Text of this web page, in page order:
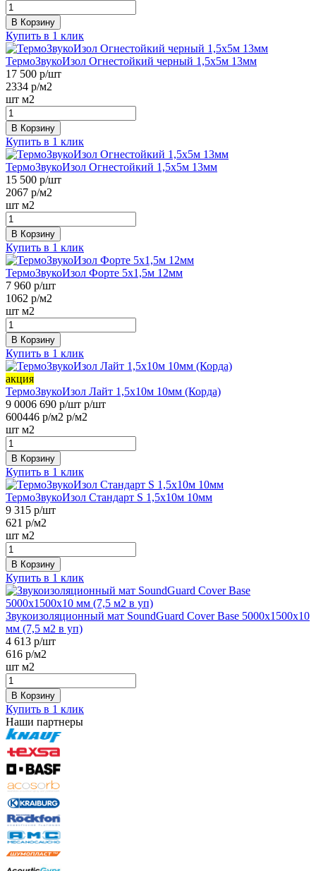
В Корзину
Купить в 1 клик
ТермоЗвукоИзол Огнестойкий черный 1,5х5м 13мм
17 500 р/шт
2334 р/м2
шт м2
В Корзину
Купить в 1 клик
ТермоЗвукоИзол Огнестойкий 1,5х5м 13мм
15 500 р/шт
2067 р/м2
шт м2
В Корзину
Купить в 1 клик
ТермоЗвукоИзол Форте 5х1,5м 12мм
7 960 р/шт
1062 р/м2
шт м2
В Корзину
Купить в 1 клик
акция
ТермоЗвукоИзол Лайт 1,5х10м 10мм (Корда)
9 0006 690 р/шт р/шт
600446 р/м2 р/м2
шт м2
В Корзину
Купить в 1 клик
ТермоЗвукоИзол Стандарт S 1,5х10м 10мм
9 315 р/шт
621 р/м2
шт м2
В Корзину
Купить в 1 клик
Звукоизоляционный мат SoundGuard Cover Base 5000х1500х10
мм (7,5 м2 в уп)
4 613 р/шт
616 р/м2
шт м2
В Корзину
Купить в 1 клик
Наши партнеры